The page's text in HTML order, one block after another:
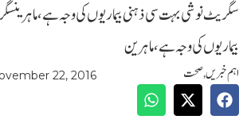
سگریٹ نوشی بہت سی ذہنی بیماریوں کی وجہ
بیماریوں کی وجہ ہے،ماہرین
اہم خبریں,صحت 22, 2016